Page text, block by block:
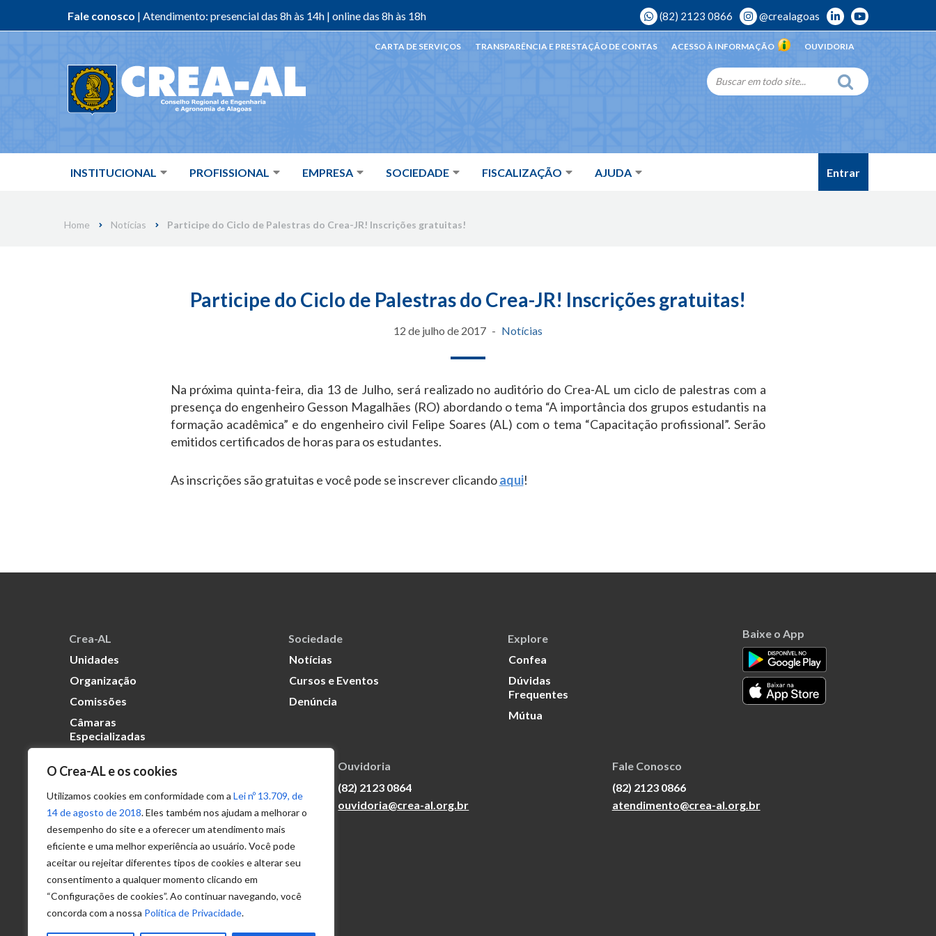
O Crea-AL e os cookies
Utilizamos cookies em conformidade com a Lei nº 13.709, de
14 de agosto de 2018. Eles também nos ajudam a melhorar o
desempenho do site e a oferecer um atendimento mais
eficiente e uma melhor experiência ao usuário. Você pode
aceitar ou rejeitar diferentes tipos de cookies e alterar seu
consentimento a qualquer momento clicando em
“Configurações de cookies”. Ao continuar navegando, você
concorda com a nossa Política de Privacidade.
Fale conosco | Atendimento: presencial das 8h às 14h | online das 8h às 18h (82) 2123 0866 @crealagoas
INSTITUCIONAL PROFISSIONAL EMPRESA SOCIEDADE FISCALIZAÇÃO AJUDA
OUVIDORIA
ACESSO À INFORMAÇÃO
TRANSPARÊNCIA E PRESTAÇÃO DE CONTAS
CARTA DE SERVIÇOS
Entrar
Home Notícias Participe do Ciclo de Palestras do Crea-JR! Inscrições gratuitas!
Participe do Ciclo de Palestras do Crea-JR! Inscrições gratuitas!
12 de julho de 2017 Notícias
Na próxima quinta-feira, dia 13 de Julho, será realizado no auditório do Crea-AL um ciclo de palestras com a
presença do engenheiro Gesson Magalhães (RO) abordando o tema “A importância dos grupos estudantis na
formação acadêmica” e do engenheiro civil Felipe Soares (AL) com o tema “Capacitação profissional”. Serão
emitidos certificados de horas para os estudantes.
As inscrições são gratuitas e você pode se inscrever clicandoaqui!
Crea-AL
Unidades
Organização
Comissões
Câmaras
Especializadas
Sociedade
Notícias
Cursos e Eventos
Denúncia
Explore
Confea
Dúvidas
Frequentes
Mútua
Baixe o App
Transparência
Portal
Acesso à
Informação
Política de
Privacidade de
Dados
Ouvidoria
(82) 2123 0864
ouvidoria@crea-al.org.br
Fale Conosco
(82) 2123 0866
atendimento@crea-al.org.br